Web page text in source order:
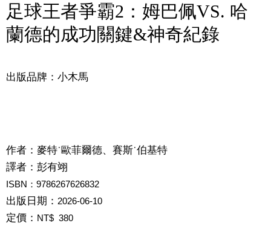
足球王者爭霸2：姆巴佩VS. 哈
蘭德的成功關鍵&神奇紀錄
出版品牌：小木馬
作者： 麥特˙歐菲爾德、賽斯˙伯基特
譯者： 彭有翊
ISBN：9786267626832
出版日期： 2026-06-10
定價： NT$ 380